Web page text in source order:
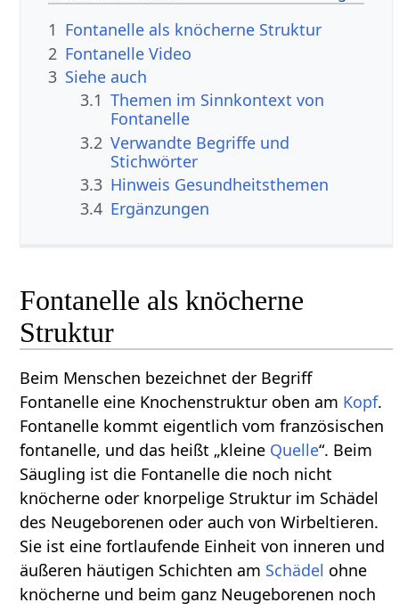
1 Fontanelle als knöcherne Struktur
2 Fontanelle Video
3 Siehe auch
3.1 Themen im Sinnkontext von
Fontanelle
3.2 Verwandte Begriffe und
Stichwörter
3.3 Hinweis Gesundheitsthemen
3.4 Ergänzungen
Fontanelle als knöcherne
Struktur
Beim Menschen bezeichnet der Begriff
Fontanelle eine Knochenstruktur oben am Kopf.
Fontanelle kommt eigentlich vom französischen
fontanelle, und das heißt „kleine Quelle“. Beim
Säugling ist die Fontanelle die noch nicht
knöcherne oder knorpelige Struktur im Schädel
des Neugeborenen oder auch von Wirbeltieren.
Sie ist eine fortlaufende Einheit von inneren und
äußeren häutigen Schichten am Schädel ohne
knöcherne und beim ganz Neugeborenen noch